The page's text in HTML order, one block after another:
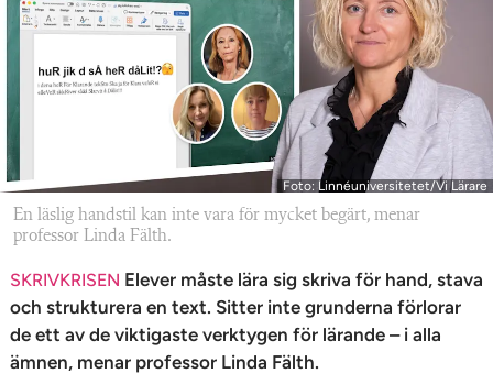
Foto: Linnéuniversitetet/Vi Lärare
En läslig handstil kan inte vara för mycket begärt, menar
professor Linda Fälth.
SKRIVKRISEN Elever måste lära sig skriva för hand, stava
och strukturera en text. Sitter inte grunderna förlorar
de ett av de viktigaste verktygen för lärande – i alla
ämnen, menar professor Linda Fälth.